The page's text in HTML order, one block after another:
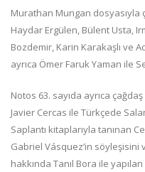
Murathan Mungan dosyasıyla
Haydar Ergülen, Bülent Usta,
Bozdemir, Karin Karakaşlı ve
ayrıca Ömer Faruk Yaman ile
Notos 63. sayıda ayrıca
Javier Cercas ile Türkçede
Saplantı kitaplarıyla tanınan
Gabriel Vásquez’in söyleşisini
hakkında Tanıl Bora ile